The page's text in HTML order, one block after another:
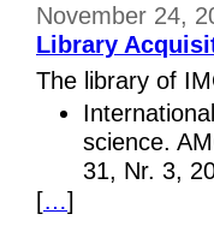
November 24,
Library
The library of
science.
31, Nr. 3,
[…]